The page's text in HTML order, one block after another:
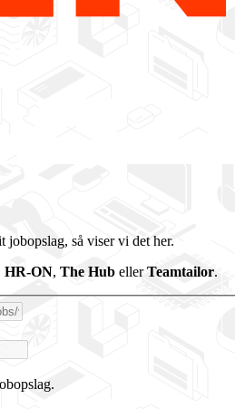
så viser vi det her.
HR-ON, The Hub ellerTeamtailor.